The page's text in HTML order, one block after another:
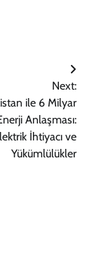
Next:
ile 6 Milyar
Anlaşması:
İhtiyacı ve
Yükümlülükler